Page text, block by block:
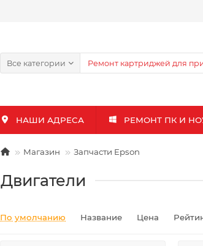
Все категории
НАШИ АДРЕСА РЕМОНТ ПК И
Магазин Запчасти Epson
Двигатели
По умолчанию Название Цена